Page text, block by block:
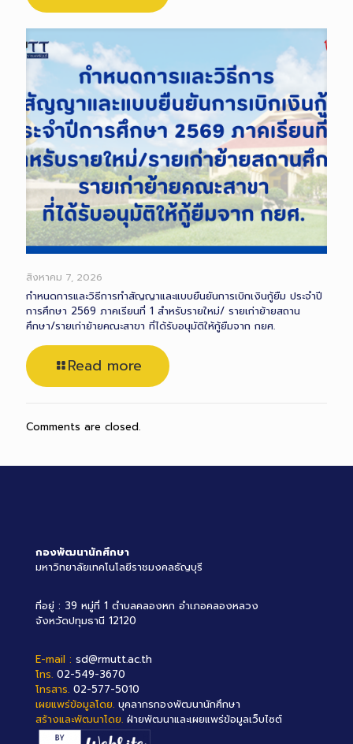
สิงหาคม 7, 2026
กำหนดการและวิธีการทำสัญญาและแบบยืนยันการเบิกเงินกู้ยืม ประจำปี
การศึกษา 2569 ภาคเรียนที่ 1 สำหรับรายใหม่/ รายเก่าย้ายสถาน
ศึกษา/รายเก่าย้ายคณะสาขา ที่ได้รับอนุมัติให้กู้ยืมจาก กยศ.
Read more
Comments are closed.
กองพัฒนานักศึกษา
มหาวิทยาลัยเทคโนโลยีราชมงคลธัญบุรี
ที่อยู่ : 39 หมู่ที่ 1 ตำบลคลองหก อำเภอคลองหลวง
จังหวัดปทุมธานี 12120
E-mail : sd@rmutt.ac.th
โทร. 02-549-3670
โทรสาร. 02-577-5010
เผยแพร่ข้อมูลโดย. บุคลากรกองพัฒนานักศึกษา
สร้างและพัฒนาโดย. ฝ่ายพัฒนาและเผยแพร่ข้อมูลเว็บไซต์